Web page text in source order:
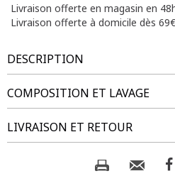
Livraison offerte en magasin en
Livraison offerte à domicile dès
DESCRIPTION
T-shirt grande taille imprimé à
Coupe droite. Col en V brodé.
cœurs multicolore sur l'ensemble
strass. Base droite. Tissu effet
Notre mannequin Rafaela
COMPOSITION ET LAVAGE
Tissu principal : 50% VISCOSE, 50%
Composition et lavage :
LIVRAISON ET RETOUR
NOS MODES DE LIVRAISON